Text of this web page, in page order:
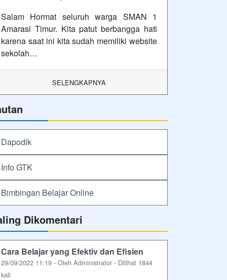
Salam Hormat seluruh warga SMAN 1
Amarasi Timur. Kita patut berbangga hati
karena saat ini kita sudah memiliki website
sekolah…
SELENGKAPNYA
Dapodik
Info GTK
Bimbingan Belajar Online
Dikomentari
Cara Belajar yang Efektiv dan Efisien
29/09/2022 11:19 - Oleh Administrator - Dilihat 1844
kali